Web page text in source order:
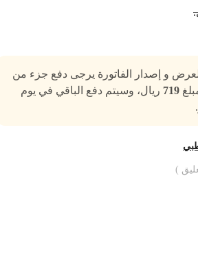
و إصدار الفاتورة يرجى دفع جزء من
719 ريال، وسيتم دفع الباقي في يوم